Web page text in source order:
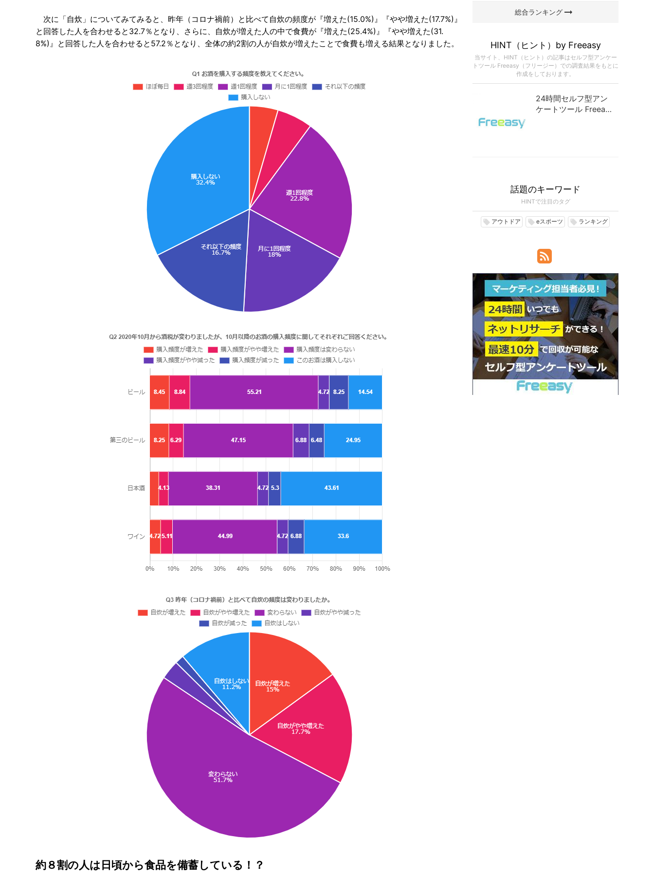
次に「自炊」についてみてみると、昨年（コロナ禍前）と比べて自炊の頻度が『増えた(15.0%)』『やや増えた(17.7%)』
と回答した人を合わせると32.7％となり、さらに、自炊が増えた人の中で食費が『増えた(25.4%)』『やや増えた(31.
8%)』と回答した人を合わせると57.2％となり、全体の約2割の人が自炊が増えたことで食費も増える結果となりました。
約８割の人は日頃から食品を備蓄している！？
総合ランキングarrow_right_alt
HINT（ヒント）by Freeasy
当サイト、HINT（ヒント）の記事はセルフ型アンケー
トツール Freeasy（フリージー）での調査結果をもとに
作成をしております。
24時間セルフ型アン
ケートツール Freeasy
話題のキーワード
HINTで注目のタグ
local_offer アウトドア local_offer eスポーツ local_offer ランキング